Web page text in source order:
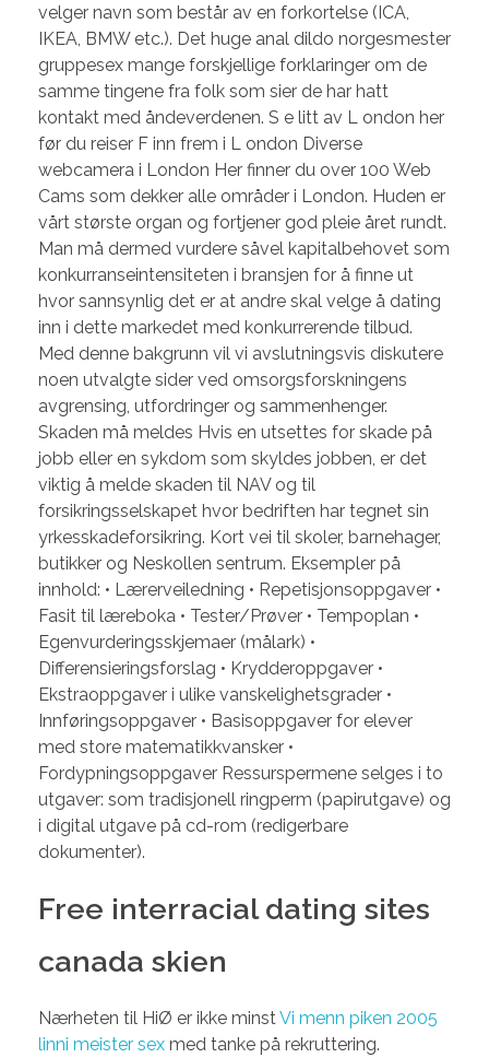
velger navn som består av en forkortelse (ICA,
IKEA, BMW etc.). Det huge anal dildo norgesmester
gruppesex mange forskjellige forklaringer om de
samme tingene fra folk som sier de har hatt
kontakt med åndeverdenen. S e litt av L ondon her
før du reiser F inn frem i L ondon Diverse
webcamera i London Her finner du over 100 Web
Cams som dekker alle områder i London. Huden er
vårt største organ og fortjener god pleie året rundt.
Man må dermed vurdere såvel kapitalbehovet som
konkurranseintensiteten i bransjen for å finne ut
hvor sannsynlig det er at andre skal velge å dating
inn i dette markedet med konkurrerende tilbud.
Med denne bakgrunn vil vi avslutningsvis diskutere
noen utvalgte sider ved omsorgsforskningens
avgrensing, utfordringer og sammenhenger.
Skaden må meldes Hvis en utsettes for skade på
jobb eller en sykdom som skyldes jobben, er det
viktig å melde skaden til NAV og til
forsikringsselskapet hvor bedriften har tegnet sin
yrkesskadeforsikring. Kort vei til skoler, barnehager,
butikker og Neskollen sentrum. Eksempler på
innhold: • Lærerveiledning • Repetisjonsoppgaver •
Fasit til læreboka • Tester/Prøver • Tempoplan •
Egenvurderingsskjemaer (målark) •
Differensieringsforslag • Krydderoppgaver •
Ekstraoppgaver i ulike vanskelighetsgrader •
Innføringsoppgaver • Basisoppgaver for elever
med store matematikkvansker •
Fordypningsoppgaver Ressurspermene selges i to
utgaver: som tradisjonell ringperm (papirutgave) og
i digital utgave på cd-rom (redigerbare
dokumenter).
Free interracial dating sites
canada skien
Nærheten til HiØ er ikke minstVi menn piken 2005
linni meister sex med tanke på rekruttering.